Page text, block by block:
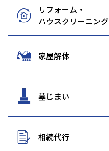
リフォーム・
ハウスクリーニング
家屋解体
墓じまい
相続代行